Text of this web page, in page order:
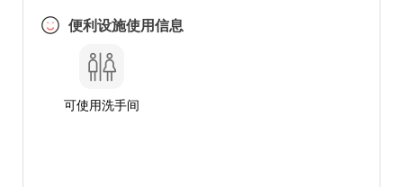
便利设施使用信息
可使用洗手间